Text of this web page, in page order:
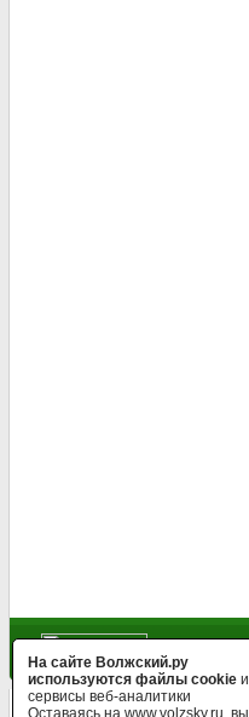
На сайте Волжский.ру
используются файлы cookie и
сервисы веб-аналитики
Оставаясь на www.volzsky.ru, вы